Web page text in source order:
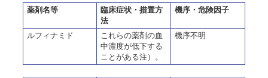
薬剤名等
臨床症状・措置方
法
機序・危険因子
ルフィナミド
これらの薬剤の血
中濃度が低下する
ことがある注）。
機序不明